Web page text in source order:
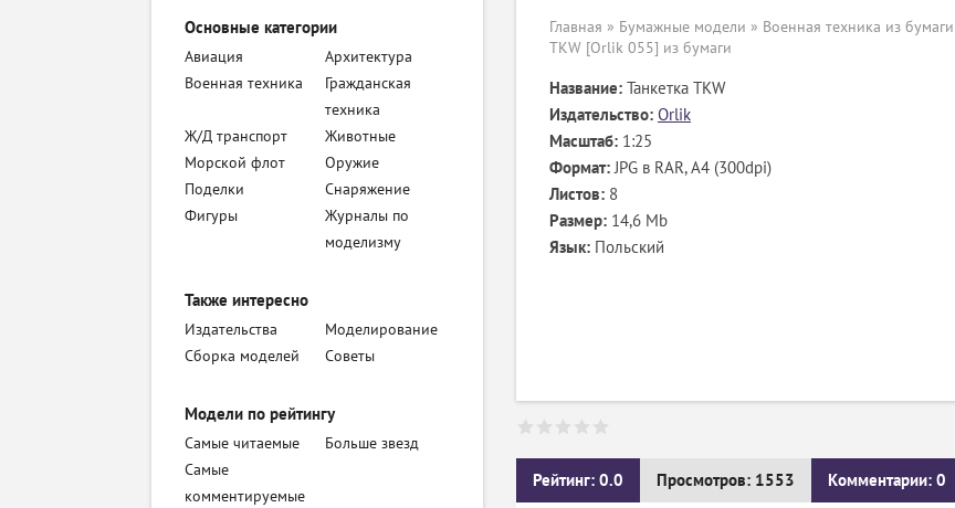
Главная » Бумажные модели » Военная техника из бумаги
TKW [Orlik 055] из бумаги
Название: Танкетка TKW
Издательство: Orlik
Масштаб: 1:25
Формат:JPG в RAR, А4 (300dpi)
Листов: 8
Размер: 14,6 Mb
Язык: Польский
Рейтинг: 0.0 Просмотров: 1553 Комментарии: 0
Основные категории
Авиация
Архитектура
Военная техника
Гражданская
техника
Ж/Д транспорт
Животные
Морской флот
Оружие
Поделки
Снаряжение
Фигуры
Журналы по
моделизму
Также интересно
Издательства
Моделирование
Сборка моделей
Советы
Модели по рейтингу
Самые читаемые
Больше звезд
Самые
комментируемые